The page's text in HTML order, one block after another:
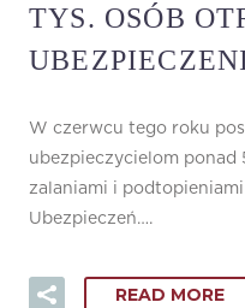
TYS. OSÓB
W czerwcu tego roku
ubezpieczycielom ponad
zalaniami i podtopieniami
Ubezpieczeń….
READ MORE